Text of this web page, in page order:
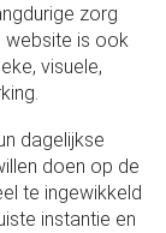
zorg
website is ook
visuele,
dagelijkse
doen op de
te ingewikkeld
instantie en